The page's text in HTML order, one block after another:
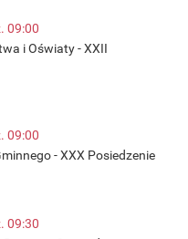
09:00
i Oświaty - XXII
09:00
- XXX Posiedzenie
09:30